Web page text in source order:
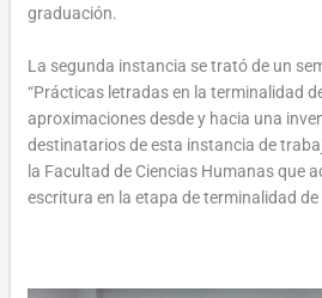
graduación.
La segunda instancia se trató de un
“Prácticas letradas en la terminalidad
aproximaciones desde y hacia una
destinatarios de esta instancia de
la Facultad de Ciencias Humanas que
escritura en la etapa de terminalidad de